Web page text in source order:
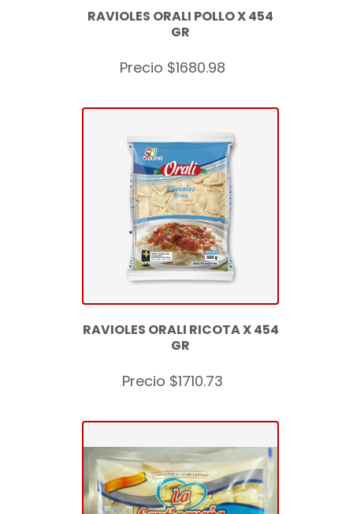
RAVIOLES ORALI POLLO X 454
GR
Precio $1680.98
RAVIOLES ORALI RICOTA X 454
GR
Precio $1710.73